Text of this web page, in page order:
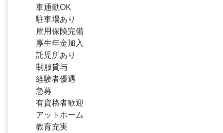
車通勤OK
駐車場あり
雇用保険完備
厚生年金加入
託児所あり
制服貸与
経験者優遇
急募
有資格者歓迎
アットホーム
教育充実